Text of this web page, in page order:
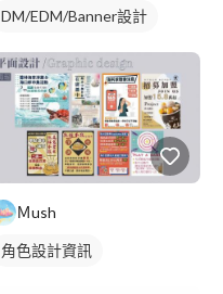
DM/EDM/Banner設計
Ｍush
角色設計資訊